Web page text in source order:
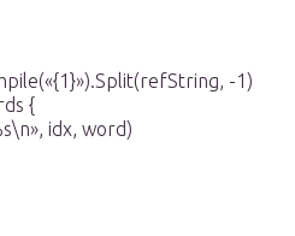
-1)
{
idx, word)